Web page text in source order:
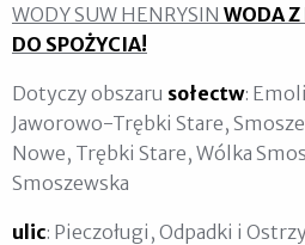
WODY SUW HENRYSIN WODA Z
DO SPOŻYCIA!
Dotyczy obszaru sołectw:
Jaworowo-Trębki Stare,
Nowe, Trębki Stare, Wólka
Smoszewska
ulic: Pieczoługi, Odpadki i